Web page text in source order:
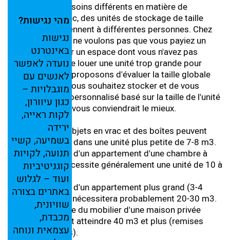
מהי נגישות?
נגישות
באינטרנט
נועדה לאפשר
לאנשים עם
מוגבלויות –
כגון עיוורון,
לקות ראייה,
ירידה
בשמיעה, קשיי
תנועה, לקויות
קוגניטיביות
ועוד – לגלוש
באתרים בצורה
שוויונית,
מכבדת,
עצמאית ונוחה
Chacun a des besoins différents en matière de
stockage, et donc, des unités de stockage de taille
différente conviennent à différentes personnes. Chez
Ichsun Kol, nous ne voulons pas que vous payiez un
supplément pour un espace dont vous n'avez pas
besoin. Au lieu de louer une unité trop grande pour
vous, nous vous proposons d'évaluer la taille globale
des objets que vous souhaitez stocker et de vous
fournir un devis personnalisé basé sur la taille de l'unité
de stockage qui vous conviendrait le mieux.
Quelques objets en vrac et des boîtes peuvent
être placés dans une unité plus petite de 7-8 m3.
Le mobilier d'un appartement d'une chambre à
coucher nécessite généralement une unité de 10 à
15 m3.
Le mobilier d'un appartement plus grand (3-4
chambres) nécessitera probablement 20-30 m3.
Le stockage du mobilier d'une maison privée
entière peut atteindre 40 m3 et plus (remises
applicables).